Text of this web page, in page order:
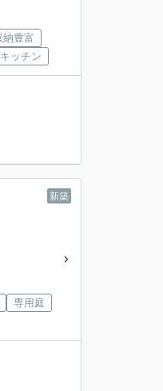
納豊富
ッチン
新築
専用庭